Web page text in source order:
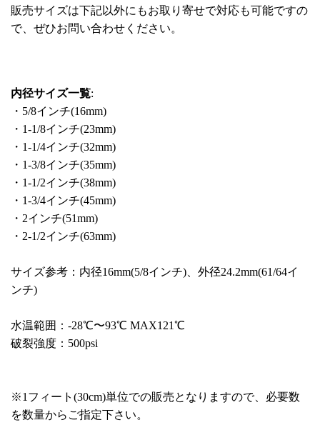
販売サイズは下記以外にもお取り寄せで対応も可能ですの
で、ぜひお問い合わせください。
内径サイズ一覧:
・5/8インチ(16mm)
・1-1/8インチ(23mm)
・1-1/4インチ(32mm)
・1-3/8インチ(35mm)
・1-1/2インチ(38mm)
・1-3/4インチ(45mm)
・2インチ(51mm)
・2-1/2インチ(63mm)
サイズ参考：内径16mm(5/8インチ)、外径24.2mm(61/64イ
ンチ)
水温範囲：-28℃〜93℃ MAX121℃
破裂強度：500psi
※1フィート(30cm)単位での販売となりますので、必要数
を数量からご指定下さい。